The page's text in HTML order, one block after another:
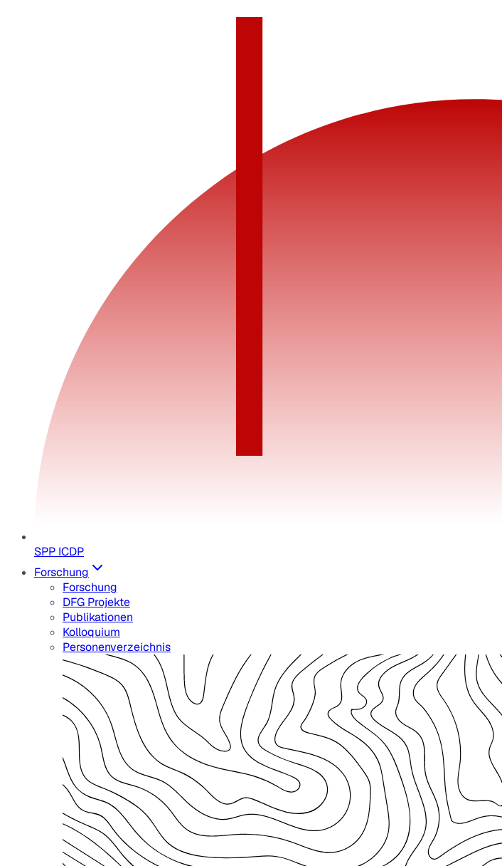
SPP ICDP
Forschung
Forschung
DFG Projekte
Publikationen
Kolloquium
Personenverzeichnis